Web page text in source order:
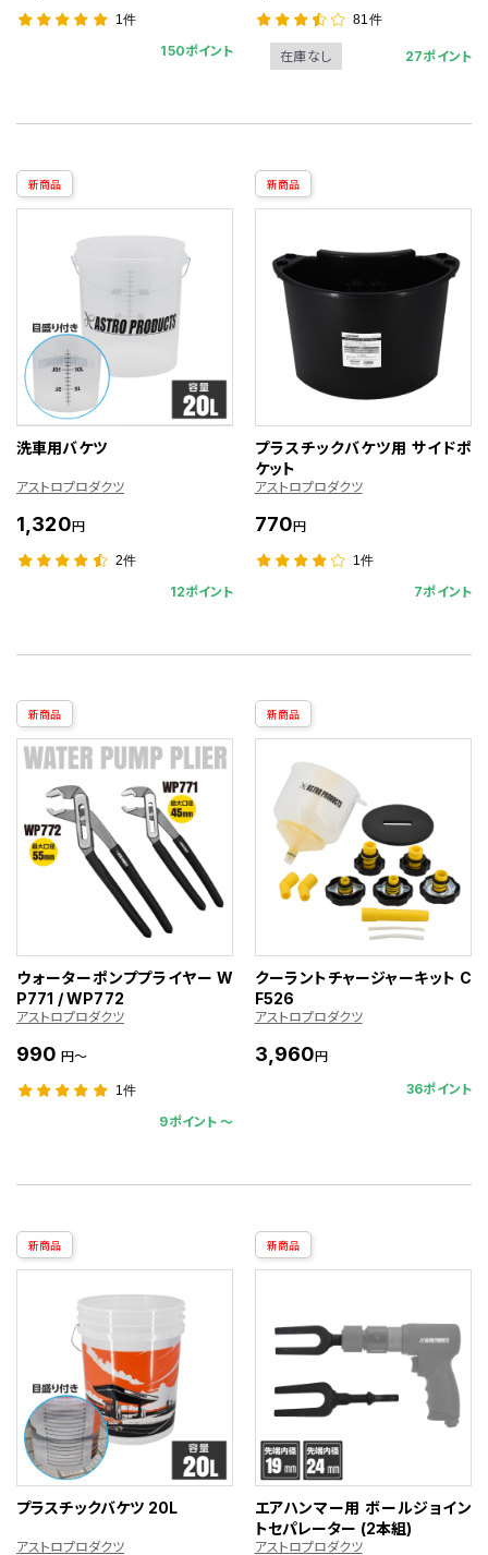
1件
150ポイント
81件
在庫なし 27ポイント
新商品
洗車用バケツ
アストロプロダクツ
1,320円
2件
12ポイント
新商品
プラスチックバケツ用 サイドポ
ケット
アストロプロダクツ
770円
1件
7ポイント
新商品
ウォーターポンププライヤー W
P771 / WP772
アストロプロダクツ
990 円～
1件
9ポイント 〜
新商品
クーラントチャージャーキット C
F526
アストロプロダクツ
3,960円
36ポイント
新商品
プラスチックバケツ 20L
アストロプロダクツ
新商品
エアハンマー用 ボールジョイン
トセパレーター (2本組)
アストロプロダクツ